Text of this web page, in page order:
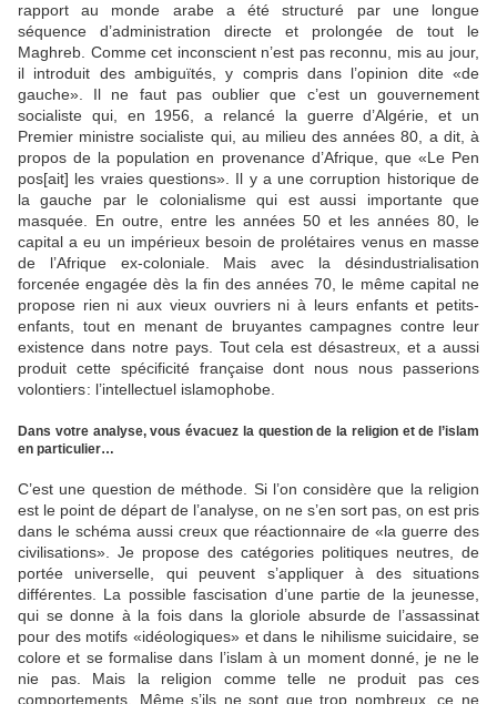
rapport au monde arabe a été structuré par une longue
séquence d’administration directe et prolongée de tout le
Maghreb. Comme cet inconscient n’est pas reconnu, mis au jour,
il introduit des ambiguïtés, y compris dans l’opinion dite «de
gauche». Il ne faut pas oublier que c’est un gouvernement
socialiste qui, en 1956, a relancé la guerre d’Algérie, et un
Premier ministre socialiste qui, au milieu des années 80, a dit, à
propos de la population en provenance d’Afrique, que «Le Pen
pos[ait] les vraies questions». Il y a une corruption historique de
la gauche par le colonialisme qui est aussi importante que
masquée. En outre, entre les années 50 et les années 80, le
capital a eu un impérieux besoin de prolétaires venus en masse
de l’Afrique ex-coloniale. Mais avec la désindustrialisation
forcenée engagée dès la fin des années 70, le même capital ne
propose rien ni aux vieux ouvriers ni à leurs enfants et petits-
enfants, tout en menant de bruyantes campagnes contre leur
existence dans notre pays. Tout cela est désastreux, et a aussi
produit cette spécificité française dont nous nous passerions
volontiers : l’intellectuel islamophobe.
Dans votre analyse, vous évacuez la question de la religion et de l’islam
en particulier…
C’est une question de méthode. Si l’on considère que la religion
est le point de départ de l’analyse, on ne s’en sort pas, on est pris
dans le schéma aussi creux que réactionnaire de «la guerre des
civilisations». Je propose des catégories politiques neutres, de
portée universelle, qui peuvent s’appliquer à des situations
différentes. La possible fascisation d’une partie de la jeunesse,
qui se donne à la fois dans la gloriole absurde de l’assassinat
pour des motifs «idéologiques» et dans le nihilisme suicidaire, se
colore et se formalise dans l’islam à un moment donné, je ne le
nie pas. Mais la religion comme telle ne produit pas ces
comportements. Même s’ils ne sont que trop nombreux, ce ne